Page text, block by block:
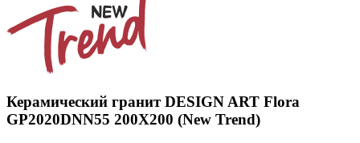
Керамический гранит DESIGN ART Flora
GP2020DNN55 200X200 (New Trend)